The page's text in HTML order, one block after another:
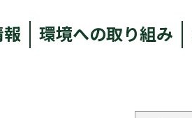
環境への取り組み